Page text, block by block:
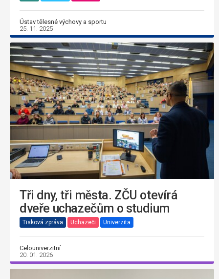
Ústav tělesné výchovy a sportu
25. 11. 2025
Tři dny, tři města. ZČU otevírá
dveře uchazečům o studium
Tisková zpráva Uchazeči Univerzita
Celouniverzitní
20. 01. 2026